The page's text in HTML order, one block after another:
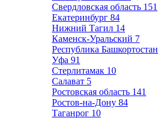
Свердловская область 151
Екатеринбург 84
Нижний Тагил 14
Каменск-Уральский 7
Республика Башкортостан
Уфа 91
Стерлитамак 10
Салават 5
Ростовская область 141
Ростов-на-Дону 84
Таганрог 10